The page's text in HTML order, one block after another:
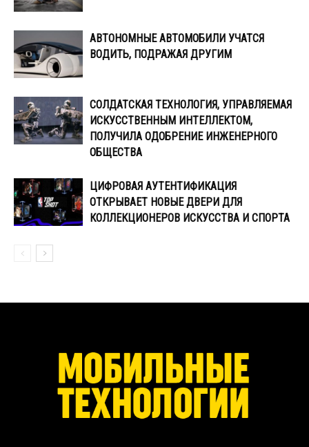
АВТОНОМНЫЕ АВТОМОБИЛИ УЧАТСЯ
ВОДИТЬ, ПОДРАЖАЯ ДРУГИМ
СОЛДАТСКАЯ ТЕХНОЛОГИЯ, УПРАВЛЯЕМАЯ
ИСКУССТВЕННЫМ ИНТЕЛЛЕКТОМ,
ПОЛУЧИЛА ОДОБРЕНИЕ ИНЖЕНЕРНОГО
ОБЩЕСТВА
ЦИФРОВАЯ АУТЕНТИФИКАЦИЯ
ОТКРЫВАЕТ НОВЫЕ ДВЕРИ ДЛЯ
КОЛЛЕКЦИОНЕРОВ ИСКУССТВА И СПОРТА